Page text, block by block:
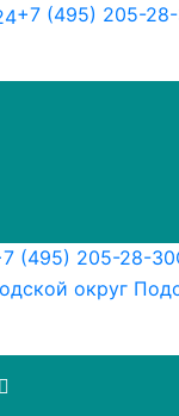
+7 (495) 205-
(495) 205-28-30
округ